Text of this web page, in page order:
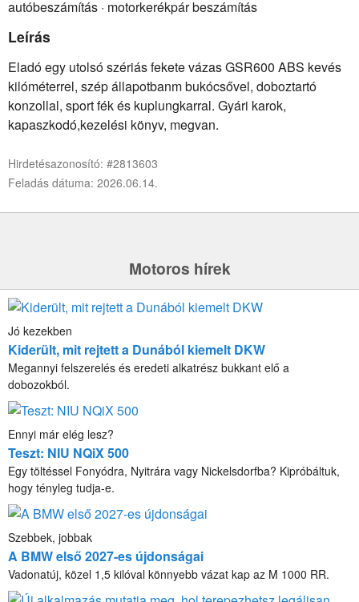
autóbeszámítás · motorkerékpár beszámítás
Leírás
Eladó egy utolsó szériás fekete vázas GSR600 ABS kevés
kilóméterrel, szép állapotbanm bukócsővel, doboztartó
konzollal, sport fék és kuplungkarral. Gyári karok,
kapaszkodó,kezelési könyv, megvan.
Hirdetésazonosító: #2813603
Feladás dátuma: 2026.06.14.
Motoros hírek
Jó kezekben
Kiderült, mit rejtett a Dunából kiemelt DKW
Megannyi felszerelés és eredeti alkatrész bukkant elő a
dobozokból.
Ennyi már elég lesz?
Teszt: NIU NQiX 500
Egy töltéssel Fonyódra, Nyitrára vagy Nickelsdorfba? Kipróbáltuk,
hogy tényleg tudja-e.
Szebbek, jobbak
A BMW első 2027-es újdonságai
Vadonatúj, közel 1,5 kilóval könnyebb vázat kap az M 1000 RR.